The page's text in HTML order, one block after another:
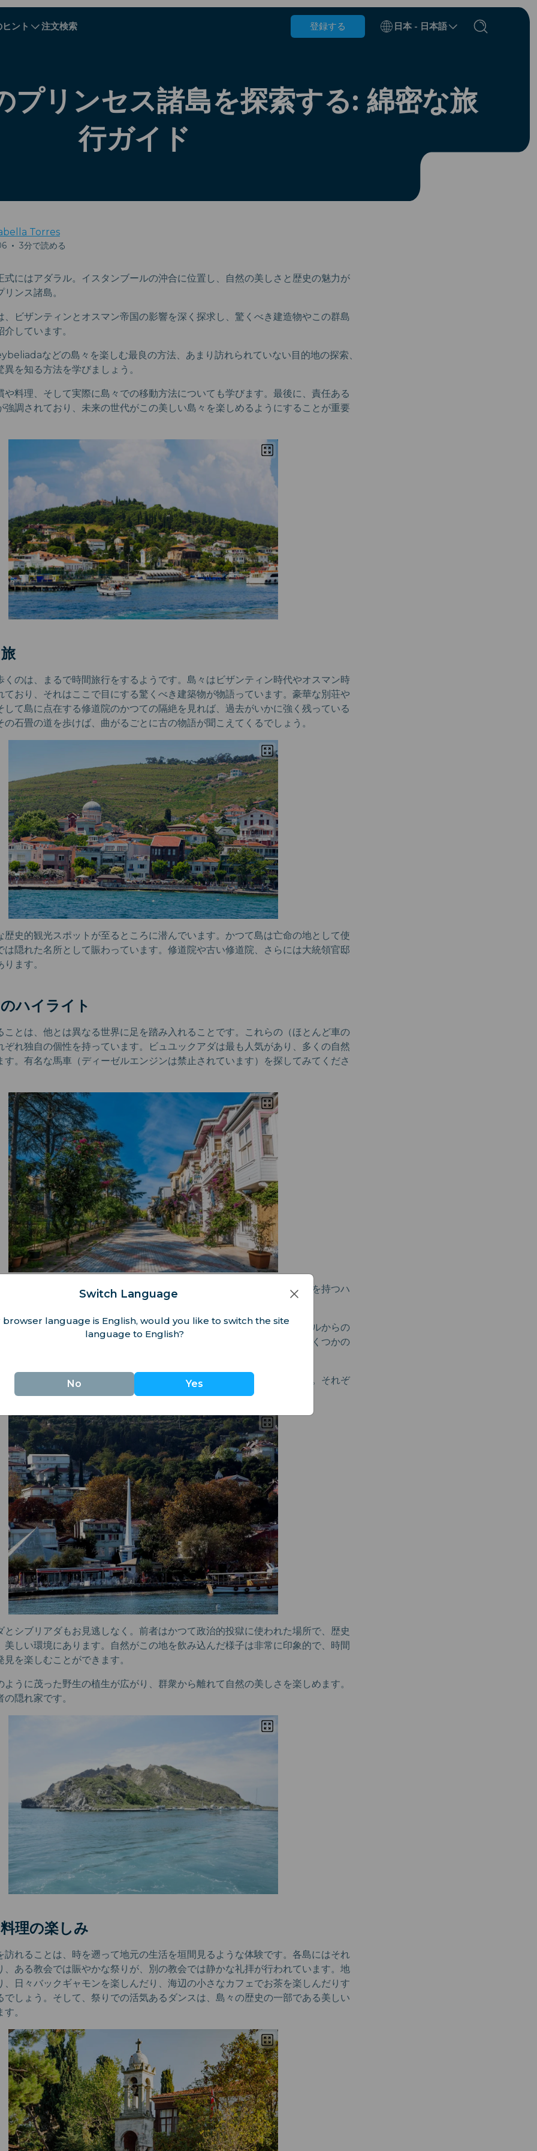
ント 注文検索 登録する 日本 - 日本語
カンボジア カナダ チリ 中国
クロアチア キプロス
エクアドル
プリンセス諸島を探索する: 綿密な旅
行ガイド
Torres
• 3分で読める
式にはアダラル。イスタンブールの沖合に位置し、自然の美しさと歴史の魅力が
ンス諸島。
、ビザンティンとオスマン帝国の影響を深く探求し、驚くべき建造物やこの群島
しています。
などの島々を楽しむ最良の方法、あまり訪れられていない目的地の探索、
を知る方法を学びましょう。
や料理、そして実際に島々での移動方法についても学びます。最後に、責任ある
強調されており、未来の世代がこの美しい島々を楽しめるようにすることが重要
くのは、まるで時間旅行をするようです。島々はビザンティン時代やオスマン時
ており、それはここで目にする驚くべき建築物が物語っています。豪華な別荘や
して島に点在する修道院のかつての隔絶を見れば、過去がいかに強く残っている
の石畳の道を歩けば、曲がるごとに古の物語が聞こえてくるでしょう。
歴史的観光スポットが至るところに潜んでいます。かつて島は亡命の地として使
は隠れた名所として賑わっています。修道院や古い修道院、さらには大統領官邸
ます。
ハイライト
ことは、他とは異なる世界に足を踏み入れることです。これらの（ほとんど車の
ぞれ独自の個性を持っています。ビュユックアダは最も人気があり、多くの自然
す。有名な馬車（ディーゼルエンジンは禁止されています）を探してみてくださ
静かなビーチと、自然愛好家や歴史ファンに訴えるであろう、長い歴史を持つハ
す。
ナラアダは、最も知られていない秘島であり、それゆえにイスタンブールからの
です。ブルガズアダは多くの芸術と文化を持ち、静かな石畳の通りやいくつかの
ムもあります。
だ水があり、泳いだり、静かなビーチデーを楽しむのに最適の場所です。それぞ
を持っているので、ぜひ両方を探索してみてください！
とシブリアダもお見逃しなく。前者はかつて政治的投獄に使われた場所で、歴史
美しい環境にあります。自然がこの地を飲み込んだ様子は非常に印象的で、時間
見を楽しむことができます。
ように茂った野生の植生が広がり、群衆から離れて自然の美しさを楽しめます。
隠れ家です。
理の楽しみ
訪れることは、時を遡って地元の生活を垣間見るような体験です。各島にはそれ
、ある教会では賑やかな祭りが、別の教会では静かな礼拝が行われています。地
、日々バックギャモンを楽しんだり、海辺の小さなカフェでお茶を楽しんだりす
でしょう。そして、祭りでの活気あるダンスは、島々の歴史の一部である美しい
。
Switch Language
browser language is English, would you like to switch the site
language to English?
No Yes